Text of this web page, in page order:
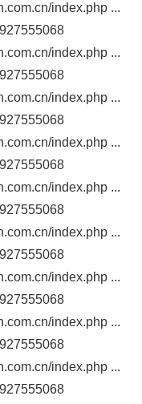
index.php ...
index.php ...
index.php ...
index.php ...
index.php ...
index.php ...
index.php ...
index.php ...
index.php ...